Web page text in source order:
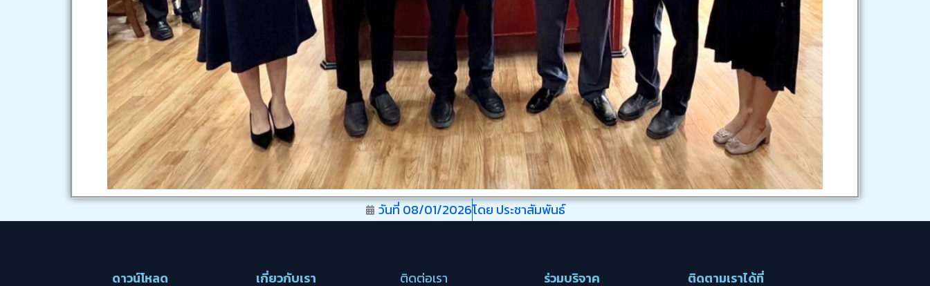
วันที่ 08/01/2026โดย ประชาสัมพันธ์
ดาวน์โหลด เกี่ยวกับเรา ติดต่อเรา ร่วมบริจาค ติดตามเราได้ที่